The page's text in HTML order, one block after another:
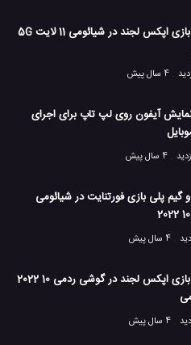
تست بازی اپکس لجند در شیائومی 11 لایت 5G
4 سال پیش
آیفون روی لپ تاپ برای اجرای
4 سال پیش
پلی بازی فورتنایت در شیائومی
4 سال پیش
تست بازی اپکس لجند در گوشی ردمی 10 2022
4 سال پیش